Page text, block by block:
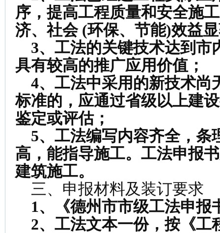
序，提高工程质量和安全施
济、社会(环保、节能)效益
3、工法的关键技术达到市
具有较高的推广应用价值；
4、工法中采用的新技术尚
标准的，应通过省级以上建
鉴定或评估；
5、工法编写内容齐全，条
高，能指导施工。工法申报
建筑施工。
三、申报材料及装订要求
1、《德州市市级工法申报
2、工法文本一份，按《工